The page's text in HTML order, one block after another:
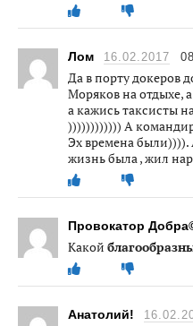
Лом 16.02.2017
Да в порту докеров
Моряков на отдыхе,
а кажись таксисты
)))))))))))) А
Эх времена были)))).
жизнь была , жил
Провокатор
Какой
Анатолий!